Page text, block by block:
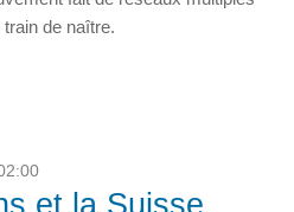
de naître.